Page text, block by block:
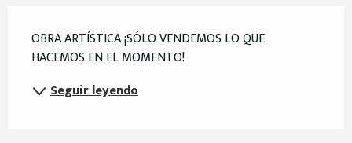
OBRA ARTÍSTICA ¡SÓLO VENDEMOS LO QUE
HACEMOS EN EL MOMENTO!
Seguir leyendo